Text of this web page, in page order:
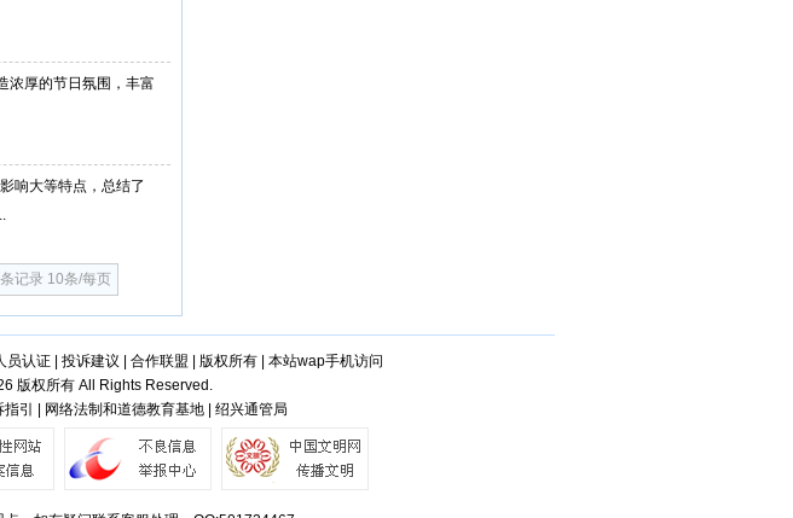
浓厚的节日氛围，丰富
响大等特点，总结了
条记录 10条/每页
员认证| 投诉建议 合作联盟 版权所有| 本站wap手机访问
版权所有 All Rights Reserved.
引 | 网络法制和道德教育基地 | 绍兴通管局